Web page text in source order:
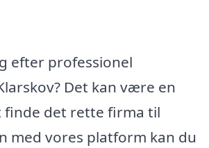
efter professionel
Det kan være en
det rette firma til
med vores platform kan du